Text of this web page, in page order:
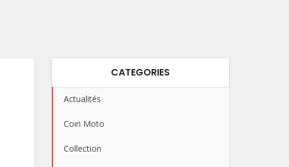
CATEGORIES
Actualités
Coin Moto
Collection